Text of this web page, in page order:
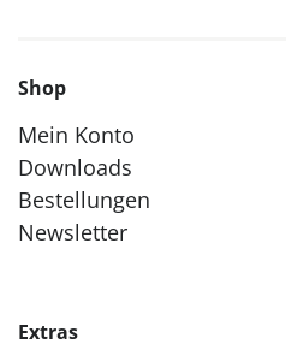
Shop
Mein Konto
Downloads
Bestellungen
Newsletter
Extras